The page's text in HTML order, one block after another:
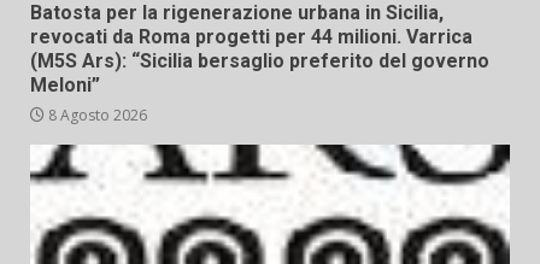
Batosta per la rigenerazione urbana in Sicilia,
revocati da Roma progetti per 44 milioni. Varrica
(M5S Ars): “Sicilia bersaglio preferito del governo
Meloni”
8 Agosto 2026